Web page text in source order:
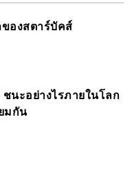
องสตาร์บัคส์
นะอย่างไรภายในโลก
มกัน